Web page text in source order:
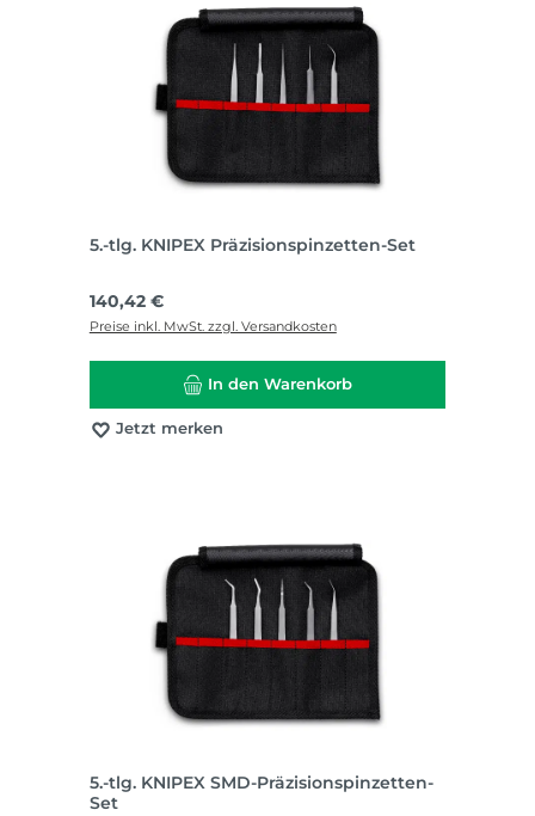
5.-tlg. KNIPEX Präzisionspinzetten-Set
Regulärer Preis:
140,42 €
Preise inkl. MwSt. zzgl. Versandkosten
In den Warenkorb
Jetzt merken
5.-tlg. KNIPEX SMD-Präzisionspinzetten-
Set